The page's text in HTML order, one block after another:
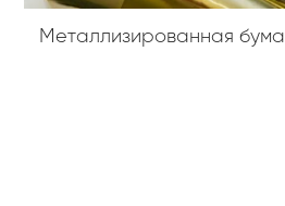
Металлизированная